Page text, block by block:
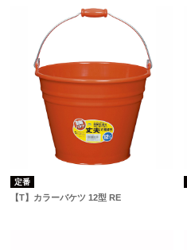
定番
【T】カラーバケツ 12型 RE